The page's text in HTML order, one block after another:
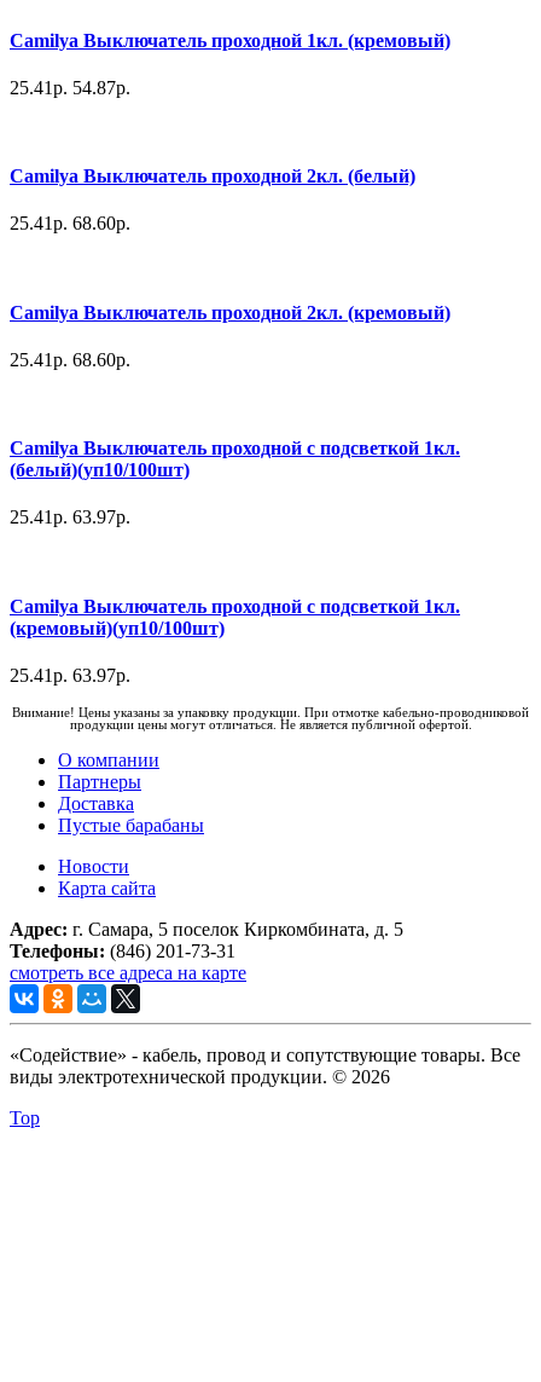
Camilya Выключатель проходной 1кл. (кремовый)
25.41р. 54.87р.
Camilya Выключатель проходной 2кл. (белый)
25.41р. 68.60р.
Camilya Выключатель проходной 2кл. (кремовый)
25.41р. 68.60р.
Camilya Выключатель проходной с подсветкой 1кл.
(белый)(уп10/100шт)
25.41р. 63.97р.
Camilya Выключатель проходной с подсветкой 1кл.
(кремовый)(уп10/100шт)
25.41р. 63.97р.
Внимание! Цены указаны за упаковку продукции. При отмотке кабельно-проводниковой
продукции цены могут отличаться. Не является публичной офертой.
О компании
Партнеры
Доставка
Пустые барабаны
Новости
Карта сайта
Адрес: г. Самара, 5 поселок Киркомбината, д. 5
Телефоны: (846) 201-73-31
смотреть все адреса на карте
«Содействие» - кабель, провод и сопутствующие товары. Все
виды электротехнической продукции. © 2026
Top